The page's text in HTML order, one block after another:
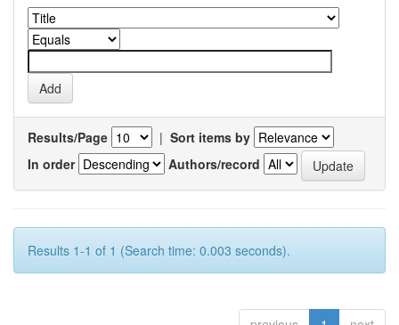
Results/Page | Sort items by
In order
Authors/record
Results 1-1 of 1 (Search time: 0.003 seconds).